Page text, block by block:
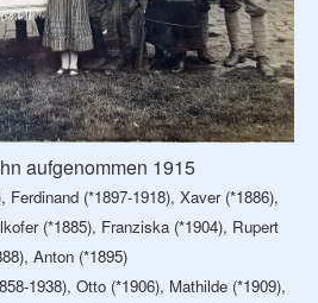
aufgenommen 1915
(*1897-1918), Xaver (*1886),
(*1885), Franziska (*1904), Rupert
Anton (*1895)
1938), Otto (*1906), Mathilde (*1909),